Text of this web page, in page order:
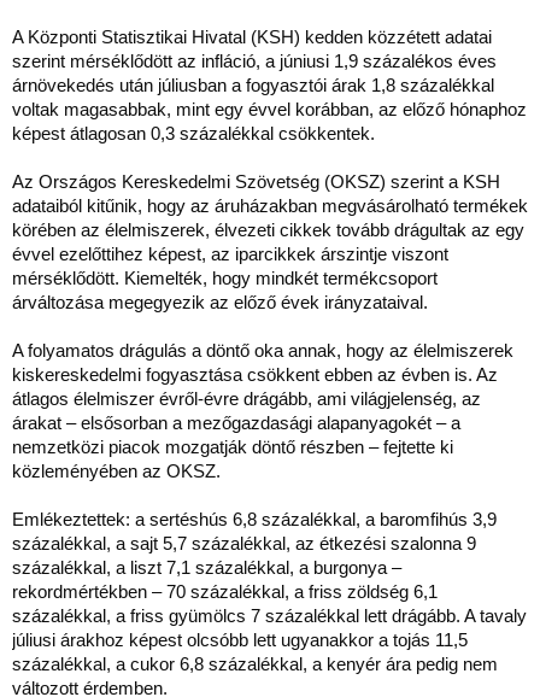
A Központi Statisztikai Hivatal (KSH) kedden közzétett adatai
szerint mérséklődött az infláció, a júniusi 1,9 százalékos éves
árnövekedés után júliusban a fogyasztói árak 1,8 százalékkal
voltak magasabbak, mint egy évvel korábban, az előző hónaphoz
képest átlagosan 0,3 százalékkal csökkentek.
Az Országos Kereskedelmi Szövetség (OKSZ) szerint a KSH
adataiból kitűnik, hogy az áruházakban megvásárolható termékek
körében az élelmiszerek, élvezeti cikkek tovább drágultak az egy
évvel ezelőttihez képest, az iparcikkek árszintje viszont
mérséklődött. Kiemelték, hogy mindkét termékcsoport
árváltozása megegyezik az előző évek irányzataival.
A folyamatos drágulás a döntő oka annak, hogy az élelmiszerek
kiskereskedelmi fogyasztása csökkent ebben az évben is. Az
átlagos élelmiszer évről-évre drágább, ami világjelenség, az
árakat – elsősorban a mezőgazdasági alapanyagokét – a
nemzetközi piacok mozgatják döntő részben – fejtette ki
közleményében az OKSZ.
Emlékeztettek: a sertéshús 6,8 százalékkal, a baromfihús 3,9
százalékkal, a sajt 5,7 százalékkal, az étkezési szalonna 9
százalékkal, a liszt 7,1 százalékkal, a burgonya –
rekordmértékben – 70 százalékkal, a friss zöldség 6,1
százalékkal, a friss gyümölcs 7 százalékkal lett drágább. A tavaly
júliusi árakhoz képest olcsóbb lett ugyanakkor a tojás 11,5
százalékkal, a cukor 6,8 százalékkal, a kenyér ára pedig nem
változott érdemben.